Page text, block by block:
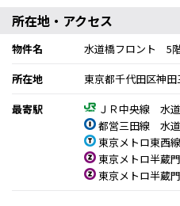
所在地・アクセス
物件名
水道橋フロント 5
所在地
東京都千代田区神
最寄駅
ＪＲ中央線 水
都営三田線 水
東京メトロ東西
東京メトロ半蔵
東京メトロ半蔵